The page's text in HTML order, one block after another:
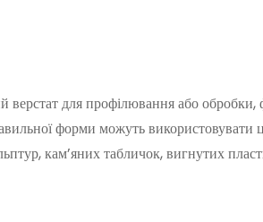
верстат для профілювання або обробки,
форми можуть використовувати
кам’яних табличок, вигнутих